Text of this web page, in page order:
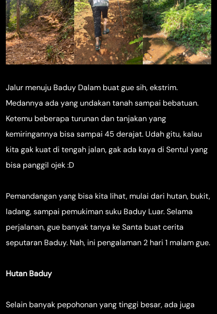
Jalur menuju Baduy Dalam buat gue sih, ekstrim.
Medannya ada yang undakan tanah sampai bebatuan.
Ketemu beberapa turunan dan tanjakan yang
kemiringannya bisa sampai 45 derajat. Udah gitu, kalau
kita gak kuat di tengah jalan, gak ada kaya di Sentul yang
bisa panggil ojek :D
Pemandangan yang bisa kita lihat, mulai dari hutan, bukit,
ladang, sampai pemukiman suku Baduy Luar. Selama
perjalanan, gue banyak tanya ke Santa buat cerita
seputaran Baduy. Nah, ini pengalaman 2 hari 1 malam gue.
Hutan Baduy
Selain banyak pepohonan yang tinggi besar, ada juga